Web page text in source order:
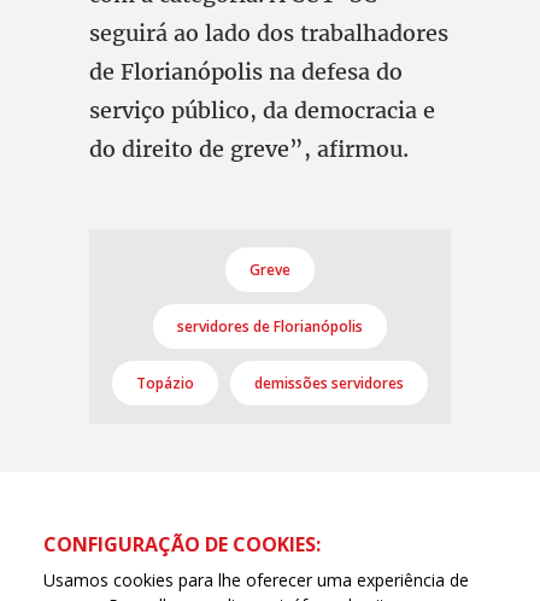
seguirá ao lado dos trabalhadores
de Florianópolis na defesa do
serviço público, da democracia e
do direito de greve”, afirmou.
Greve
servidores de Florianópolis
Topázio demissões servidores
CONFIGURAÇÃO DE COOKIES:
Usamos cookies para lhe oferecer uma experiência de